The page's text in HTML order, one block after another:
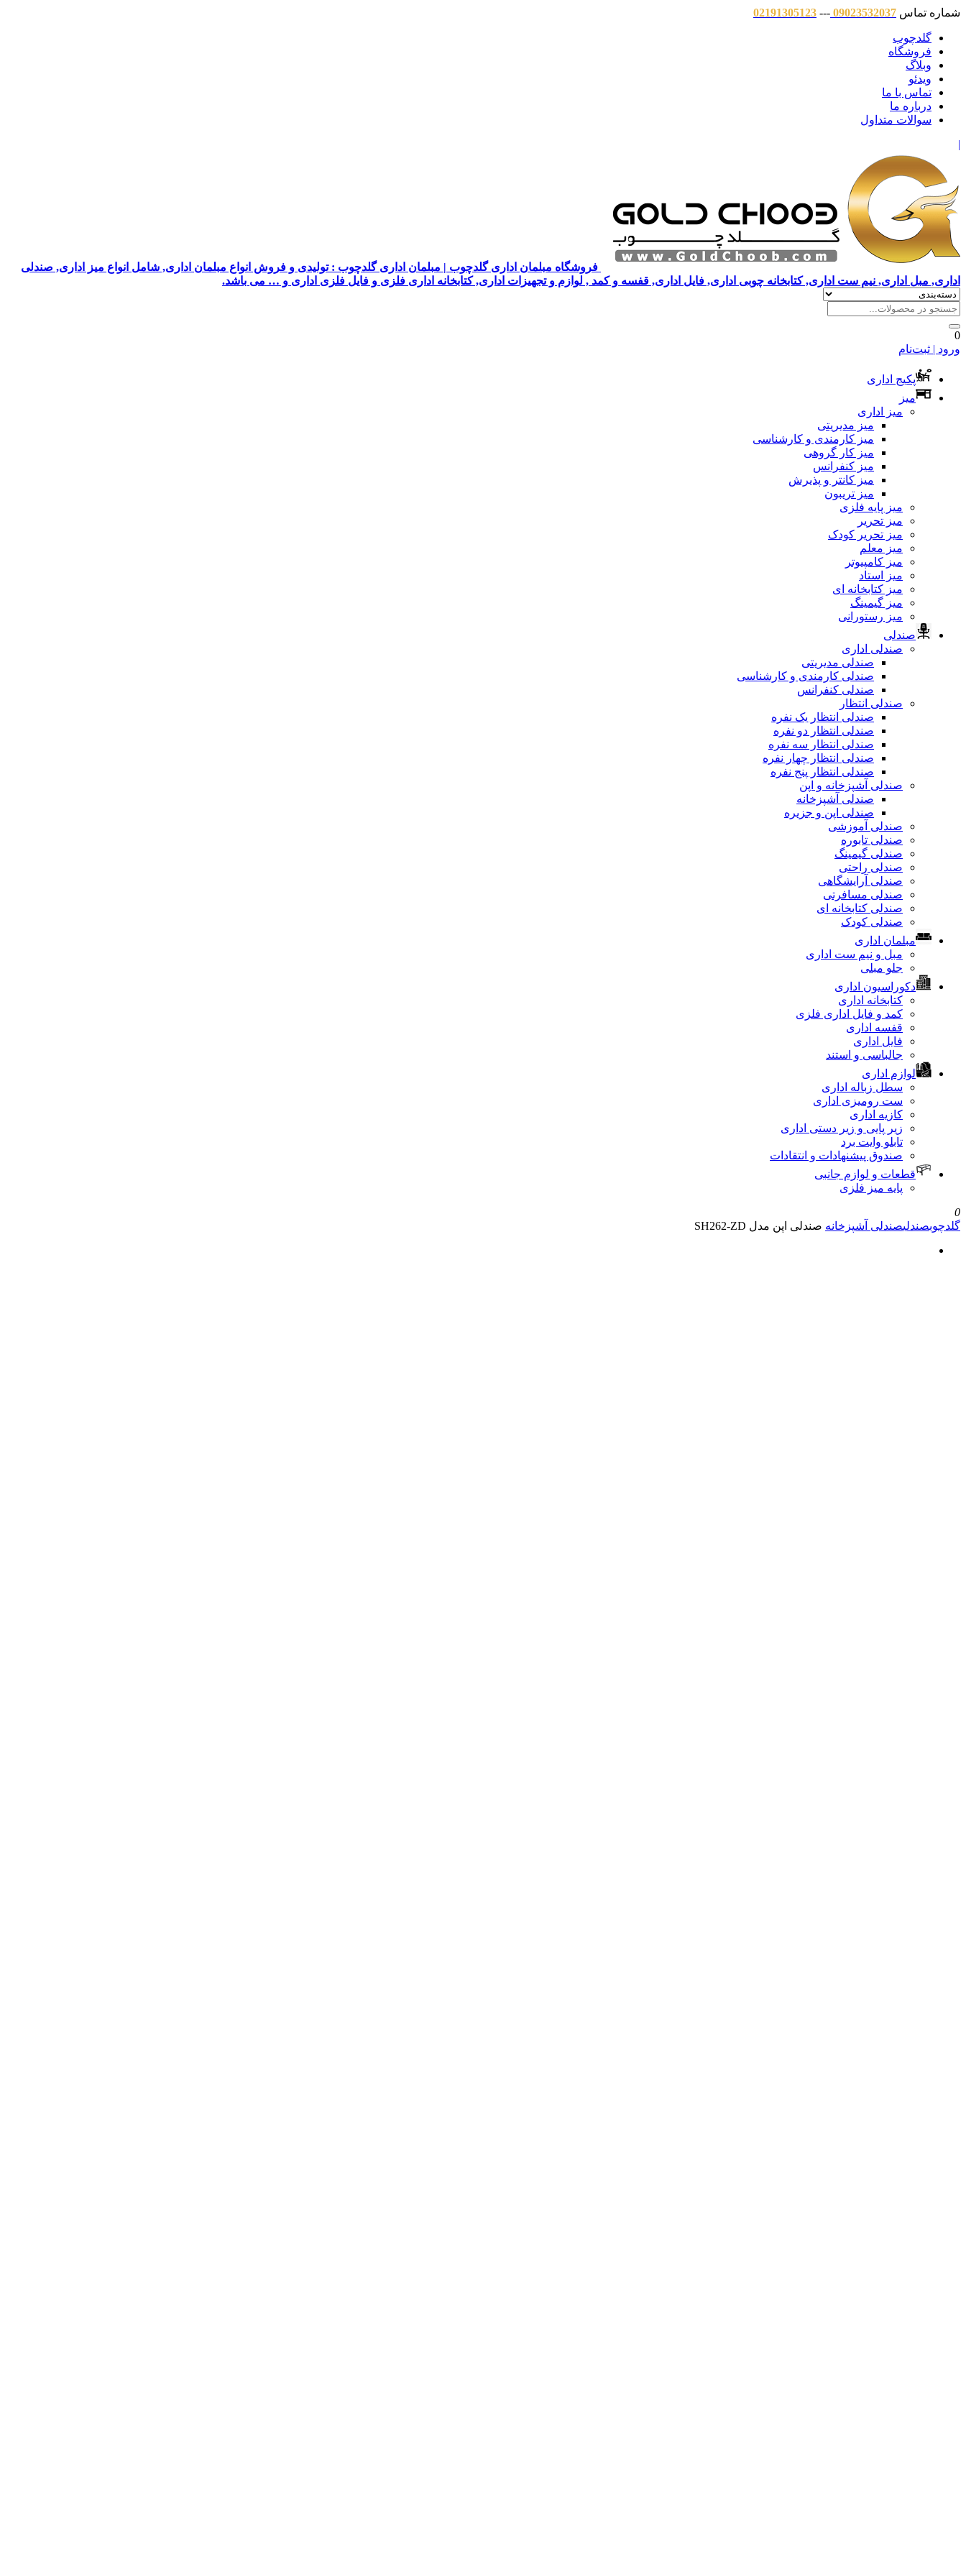
شماره تماس 09023532037
---
02191305123
گلدچوب
فروشگاه
وبلاگ
ویدئو
تماس با ما
درباره ما
سوالات متداول
|
فروشگاه مبلمان اداری گلدچوب | مبلمان اداری گلدچوب : تولیدی و فروش انواع مبلمان اداری, شامل انواع میز اداری, صندلی
اداری, مبل اداری, نیم ست اداری, کتابخانه چوبی اداری, فایل اداری, قفسه و کمد , لوازم و تجهیزات اداری, کتابخانه اداری فلزی و فایل فلزی اداری و … می باشد.
0
ورود | ثبت‌نام
پکیج اداری
میز
میز اداری
میز مدیریتی
میز کارمندی و کارشناسی
میز کار گروهی
میز کنفرانس
میز کانتر و پذیرش
میز تریبون
میز پایه فلزی
میز تحریر
میز تحریر کودک
میز معلم
میز کامپیوتر
میز استاد
میز کتابخانه ای
میز گیمینگ
میز رستورانی
صندلی
صندلی اداری
صندلی مدیریتی
صندلی کارمندی و کارشناسی
صندلی کنفرانس
صندلی انتظار
صندلی انتظار یک نفره
صندلی انتظار دو نفره
صندلی انتظار سه نفره
صندلی انتظار چهار نفره
صندلی انتظار پنج نفره
صندلی آشپزخانه و اپن
صندلی آشپزخانه
صندلی اپن و جزیره
صندلی آموزشی
صندلی تابوره
صندلی گیمینگ
صندلی راحتی
صندلی آرایشگاهی
صندلی مسافرتی
صندلی کتابخانه ای
صندلی کودک
مبلمان اداری
مبل و نیم ست اداری
جلو مبلی
دکوراسیون اداری
کتابخانه اداری
کمد و فایل اداری فلزی
قفسه اداری
فایل اداری
جالباسی و استند
لوازم اداری
سطل زباله اداری
ست رومیزی اداری
کازیه اداری
زیر پایی و زیر دستی اداری
تابلو وایت برد
صندوق پیشنهادات و انتقادات
قطعات و لوازم جانبی
پایه میز فلزی
0
گلدچوبصندلیصندلی آشپزخانه صندلی اپن مدل SH262-ZD